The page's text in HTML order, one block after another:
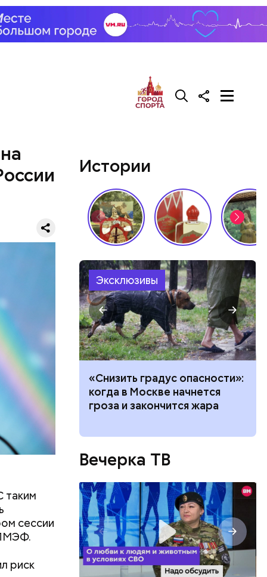
таким
сессии
риск
и
Истории
Эксклюзивы
все
как
с
«Снизить градус опасности»:
когда в Москве начнется
гроза и закончится жара
Вечерка ТВ